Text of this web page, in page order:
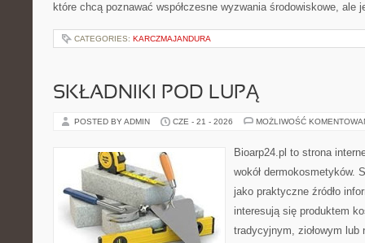
które chcą poznawać współczesne wyzwania środowiskowe,
CATEGORIES: KARCZMAJANDURA
SKŁADNIKI POD LUPĄ
POSTED BY ADMIN CZE - 21 - 2026 MOŻLIWOŚĆ
Bioarp24.pl to strona
wokół dermokosmetyków.
jako praktyczne źródło
interesują się produktem
tradycyjnym, ziołowym lub